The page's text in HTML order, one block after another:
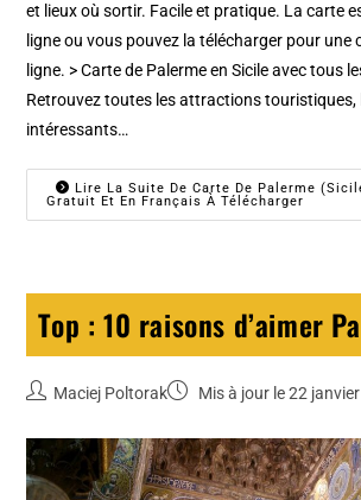
et lieux où sortir. Facile et pratique. La carte
ligne ou vous pouvez la télécharger pour
ligne. > Carte de Palerme en Sicile avec tous
Retrouvez toutes les attractions touristiques,
intéressants…
Lire La Suite De Carte De Palerme
Gratuit Et En Français À Télécharger
Top : 10 raisons d’aimer
Maciej Poltorak Mis à jour le 22